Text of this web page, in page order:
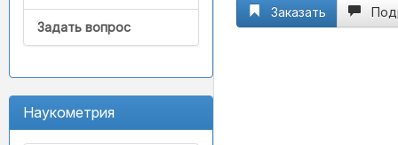
Задать вопрос
Наукометрия
Заказать